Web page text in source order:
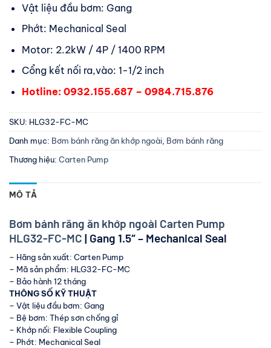
Vật liệu đầu bơm: Gang
Phớt: Mechanical Seal
Motor: 2.2kW / 4P / 1400 RPM
Cổng kết nối ra,vào: 1-1/2 inch
Hotline: 0932.155.687 – 0984.715.876
SKU: HLG32-FC-MC
Danh mục: Bơm bánh răng ăn khớp ngoài Bơm bánh răng
Thương hiệu: Carten Pump
MÔ TẢ
Bơm bánh răng ăn khớp ngoài Carten Pump
HLG32-FC-MC | Gang 1.5″ – Mechanical Seal
– Hãng sản xuất: Carten Pump
– Mã sản phẩm: HLG32-FC-MC
– Bảo hành 12 tháng
THÔNG SỐ KỸ THUẬT
– Vật liệu đầu bơm: Gang
– Bệ bơm: Thép sơn chống gỉ
– Khớp nối: Flexible Coupling
– Phớt: Mechanical Seal